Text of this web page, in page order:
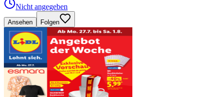
Nicht angegeben
Ansehen Folgen